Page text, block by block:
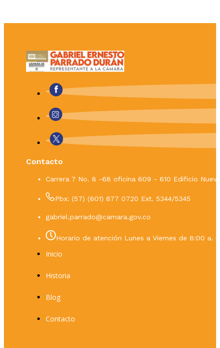
Contacto
Carrera 7 No. 8 -68 oficina 609 - 610 Edificio
Pbx: (57) (601) 877 0720 Ext. 5344/5345
gabriel.parrado@camara.gov.co
Horario de atención Lunes a Viernes de 8:00 a.
Inicio
Historia
Blog
Contacto